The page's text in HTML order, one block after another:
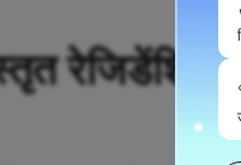
रेजिडेंशियल